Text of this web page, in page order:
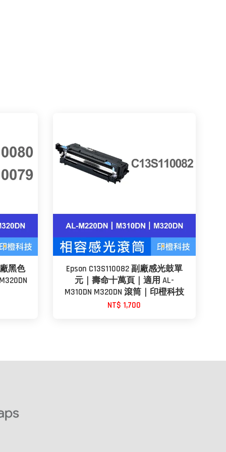
廠黑色
Epson C13S110082 副廠感光鼓單
元｜壽命十萬頁｜適用 AL-
M310DN M320DN 滾筒｜印橙科技
NT$ 1,700